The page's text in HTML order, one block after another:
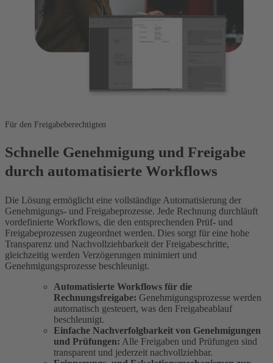
Für den Freigabeberechtigten
Schnelle Genehmigung und Freigabe
durch automatisierte Workflows
Die Lösung ermöglicht eine vollständige Automatisierung der
Genehmigungs- und Freigabeprozesse. Jede Rechnung durchläuft
vordefinierte Workflows, die den entsprechenden Prüf- und
Freigabeprozessen zugeordnet werden. Dies sorgt für eine hohe
Transparenz und Nachvollziehbarkeit der Freigabeschritte,
gleichzeitig werden Verzögerungen minimiert und
Genehmigungsprozesse beschleunigt.
Automatisierte Workflows für die
Rechnungsfreigabe: Genehmigungsprozesse werden
automatisch gesteuert, was den Freigabeablauf
beschleunigt.
Einfache Nachverfolgbarkeit von Genehmigungen
und Prüfungen: Alle Freigaben und Prüfungen sind
transparent und jederzeit nachvollziehbar.